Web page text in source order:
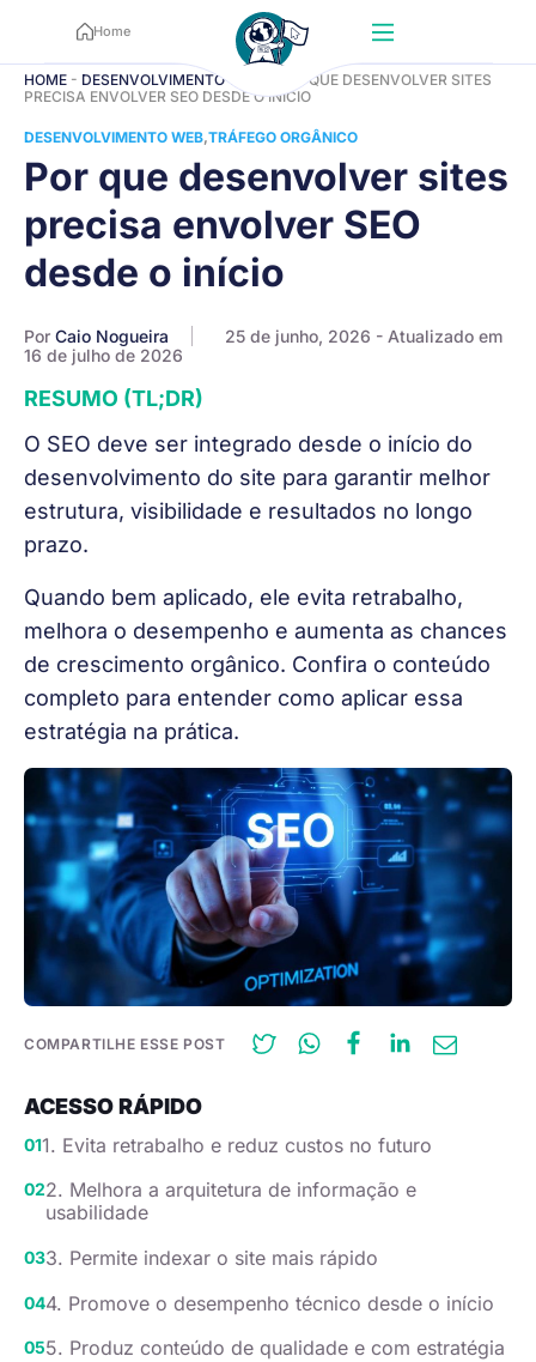
Home
HOME - DESENVOLVIMENTO WEB
POR QUE DESENVOLVER SITES
PRECISA ENVOLVER SEO DESDE O INÍCIO
DESENVOLVIMENTO WEB TRÁFEGO ORGÂNICO
Por que desenvolver sites
precisa envolver SEO
desde o início
Por Caio Nogueira 25 de junho, 2026 - Atualizado em
16 de julho de 2026
RESUMO (TL;DR)
O SEO deve ser integrado desde o início do
desenvolvimento do site para garantir melhor
estrutura, visibilidade e resultados no longo
prazo.
Quando bem aplicado, ele evita retrabalho,
melhora o desempenho e aumenta as chances
de crescimento orgânico. Confira o conteúdo
completo para entender como aplicar essa
estratégia na prática.
COMPARTILHE ESSE POST
ACESSO RÁPIDO
1. Evita retrabalho e reduz custos no futuro
2. Melhora a arquitetura de informação e
usabilidade
3. Permite indexar o site mais rápido
4. Promove o desempenho técnico desde o início
5. Produz conteúdo de qualidade e com estratégia